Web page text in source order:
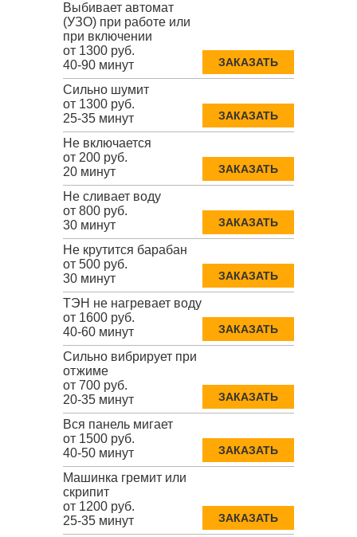
Выбивает автомат
(УЗО) при работе или
при включении
от 1300 руб.
40-90 минут
ЗАКАЗАТЬ
Сильно шумит
от 1300 руб.
25-35 минут
ЗАКАЗАТЬ
Не включается
от 200 руб.
20 минут
ЗАКАЗАТЬ
Не сливает воду
от 800 руб.
30 минут
ЗАКАЗАТЬ
Не крутится барабан
от 500 руб.
30 минут
ЗАКАЗАТЬ
ТЭН не нагревает воду
от 1600 руб.
40-60 минут
ЗАКАЗАТЬ
Сильно вибрирует при
отжиме
от 700 руб.
20-35 минут
ЗАКАЗАТЬ
Вся панель мигает
от 1500 руб.
40-50 минут
ЗАКАЗАТЬ
Машинка гремит или
скрипит
от 1200 руб.
25-35 минут
ЗАКАЗАТЬ